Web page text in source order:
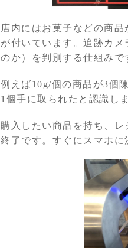
店内にはお菓子などの商
が付いています。追跡カ
のか）を判別する仕組みで
例えば10g/個の商品が3個
1個手に取られたと認識しま
購入したい商品を持ち、
終了です。すぐにスマホに